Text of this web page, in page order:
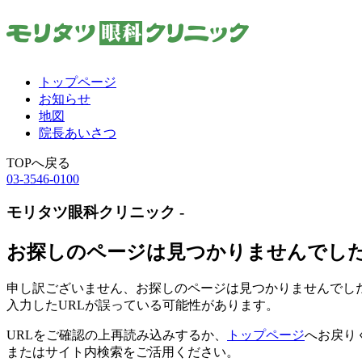
トップページ
お知らせ
地図
院長あいさつ
TOPへ戻る
03-3546-0100
モリタツ眼科クリニック -
お探しのページは見つかりませんでし
申し訳ございません、お探しのページは見つかりませんでし
入力したURLが誤っている可能性があります。
URLをご確認の上再読み込みするか、 トップページへお戻り
またはサイト内検索をご活用ください。